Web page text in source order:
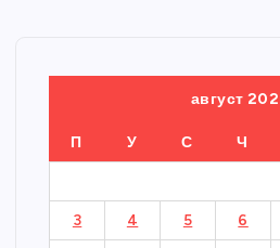
август
П У С Ч
3 4 5 6